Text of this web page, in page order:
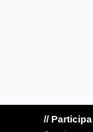
// Participa